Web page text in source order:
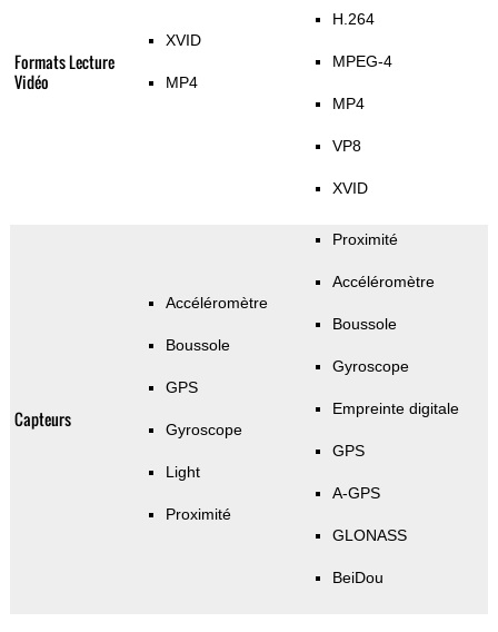
Formats Lecture
Vidéo
XVID
MP4
H.264
MPEG-4
MP4
VP8
XVID
Capteurs
Accéléromètre
Boussole
GPS
Gyroscope
Light
Proximité
Proximité
Accéléromètre
Boussole
Gyroscope
Empreinte digitale
GPS
A-GPS
GLONASS
BeiDou